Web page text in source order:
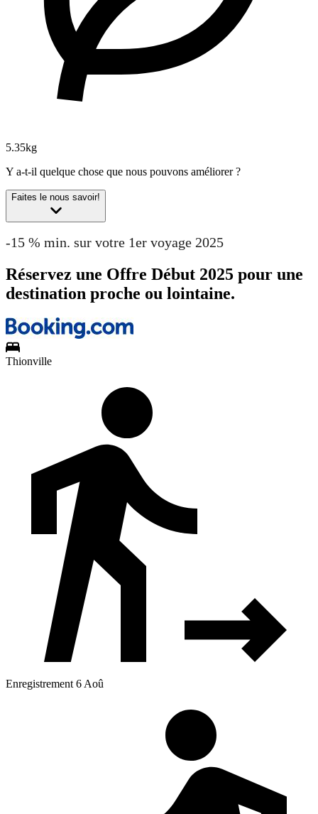
5.35kg
Y a-t-il quelque chose que nous pouvons améliorer ?
Faites le nous savoir!
-15 % min. sur votre 1er voyage 2025
Réservez une Offre Début 2025 pour une
destination proche ou lointaine.
Thionville
Enregistrement 6 Aoû